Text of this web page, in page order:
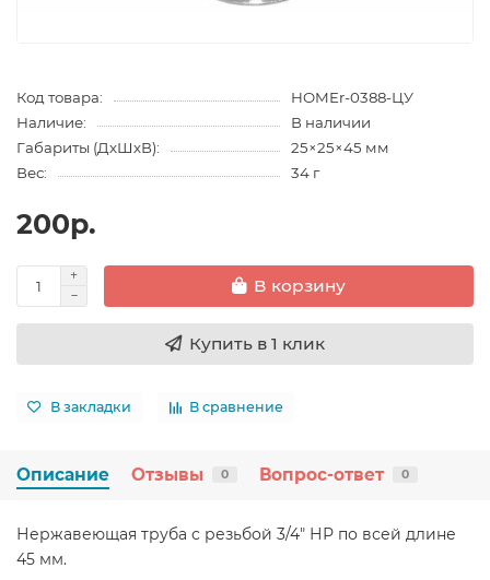
Код товара:
HOMEr-0388-ЦУ
Наличие:
В наличии
Габариты (ДхШхВ):
25×25×45 мм
Вес:
34 г
200р.
В корзину
Купить в 1 клик
В закладки В сравнение
Описание Отзывы 0 Вопрос-ответ 0
Нержавеющая труба с резьбой 3/4" НР по всей длине
45 мм.